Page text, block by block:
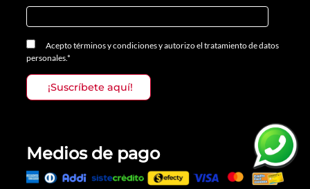
Aceptotérminos y condicionesyautorizo el tratamiento de datos
personales.*
Medios de pago